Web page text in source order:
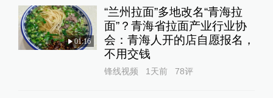
01:16
“兰州拉面”多地改名“青海拉
面”？青海省拉面产业行业协
会：青海人开的店自愿报名，
不用交钱
锋线视频 1天前 78评